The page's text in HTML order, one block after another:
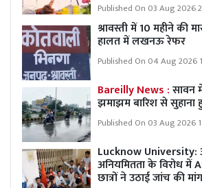
Published On 03 Aug 2026
श्रावस्ती में 10 महीने की
हालत में लखनऊ रेफर
Published On 04 Aug 2026
Bareilly News :सावन
झमाझम बारिश से
Published On 03 Aug 2026
Lucknow
अनियमितता के विरोध में
छात्रों ने उठाई जांच की